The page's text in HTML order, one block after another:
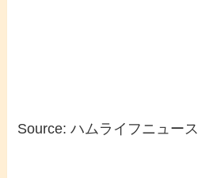
Source: ハムライフニュース